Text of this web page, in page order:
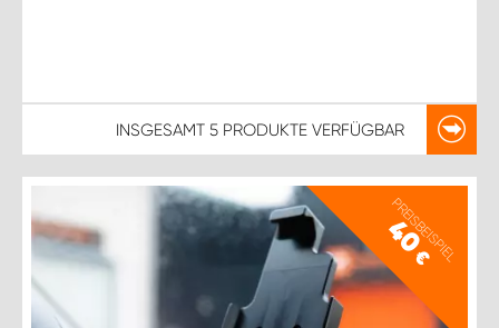
INSGESAMT 5 PRODUKTE VERFÜGBAR
PREISBEISPIEL
40
€